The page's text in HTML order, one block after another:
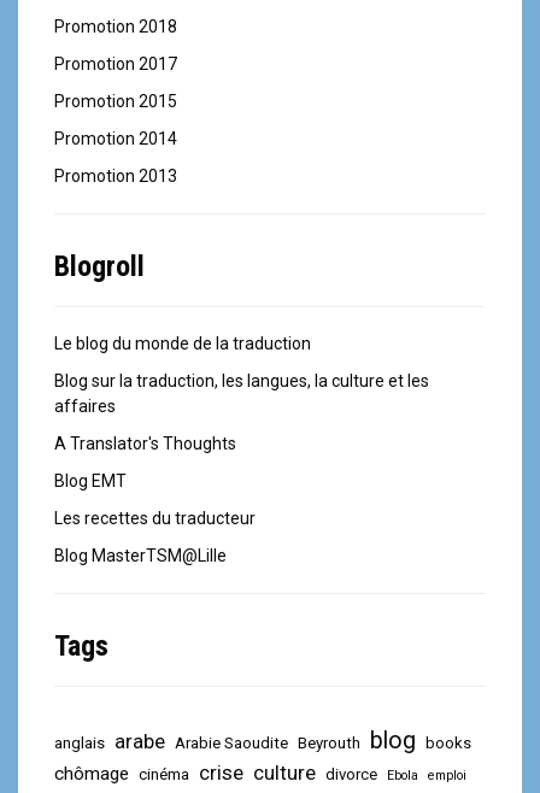
Promotion 2018
Promotion 2017
Promotion 2015
Promotion 2014
Promotion 2013
Blogroll
Le blog du monde de la traduction
Blog sur la traduction, les langues, la culture et les
affaires
A Translator's Thoughts
Blog EMT
Les recettes du traducteur
Blog MasterTSM@Lille
Tags
anglais arabe Arabie Saoudite Beyrouth blog books
chômage cinéma crise culture divorce Ebola emploi